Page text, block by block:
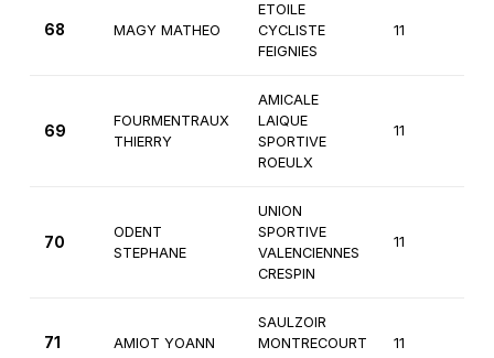
68 MAGY MATHEO
ETOILE
CYCLISTE
FEIGNIES
11
69
FOURMENTRAUX
THIERRY
AMICALE
LAIQUE
SPORTIVE
ROEULX
11
70
ODENT
STEPHANE
UNION
SPORTIVE
VALENCIENNES
CRESPIN
11
71 AMIOT YOANN
SAULZOIR
MONTRECOURT
11